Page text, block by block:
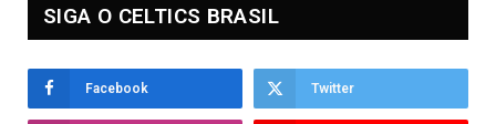
SIGA O CELTICS BRASIL
Facebook Twitter